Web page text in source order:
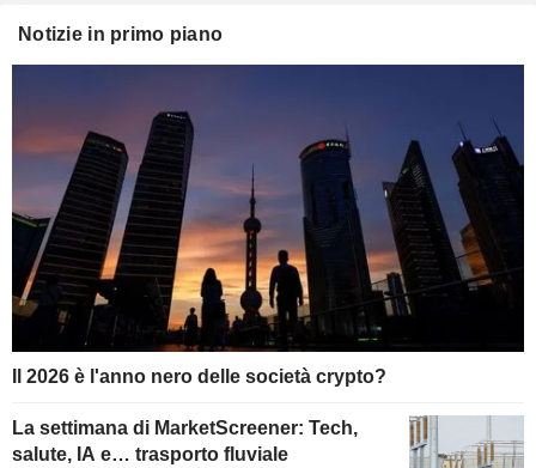
Notizie in primo piano
Il 2026 è l'anno nero delle società crypto?
La settimana di MarketScreener: Tech,
salute, IA e… trasporto fluviale